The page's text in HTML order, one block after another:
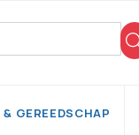
GEREEDSCHAP